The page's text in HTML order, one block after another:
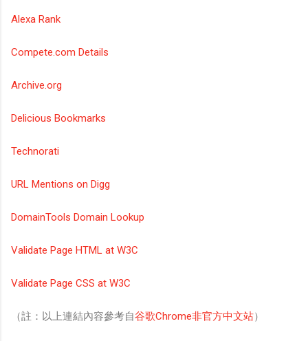
Alexa Rank
Compete.com Details
Archive.org
Delicious Bookmarks
Technorati
URL Mentions on Digg
DomainTools Domain Lookup
Validate Page HTML at W3C
Validate Page CSS at W3C
（註：以上連結內容參考自谷歌Chrome非官方中文站）